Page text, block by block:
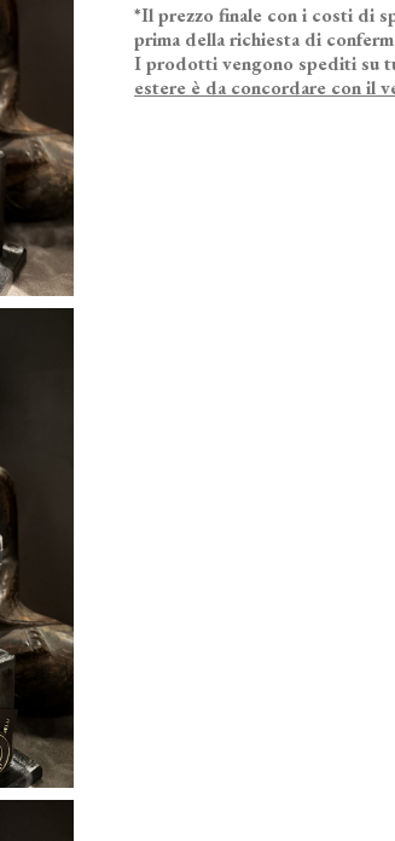
*Il prezzo finale con i costi di
prima della richiesta di
I prodotti vengono spediti su
estere è da concordare con il